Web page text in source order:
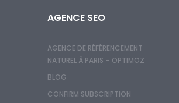
AGENCE SEO
AGENCE DE RÉFÉRENCEMENT
NATUREL À PARIS – OPTIMOZ
BLOG
CONFIRM SUBSCRIPTION